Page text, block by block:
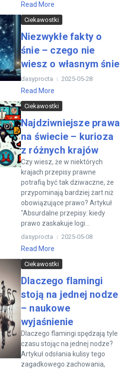
Read More
Ciekawostki
Niezwykłe fakty o
śnie – czego nie
wiesz o własnym śnie
dasyprocta 2025-05-28
Read More
Ciekawostki
Najdziwniejsze prawa
na świecie – kurioza
z różnych krajów
Czy wiesz, że w niektórych
krajach przepisy prawne
potrafią być tak dziwaczne, że
przypominają bardziej żart niż
obowiązujące prawo? Artykuł
"Absurdalne przepisy: kiedy
prawo zaskakuje logi...
dasyprocta 2025-05-08
Read More
Ciekawostki
Dlaczego flamingi
stoją na jednej nodze
– naukowe
wyjaśnienie
Dlaczego flamingi spędzają tyle
czasu stojąc na jednej nodze?
Artykuł odsłania kulisy tego
zagadkowego zachowania,